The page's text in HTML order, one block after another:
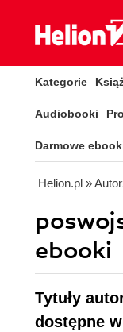
Kategorie
Audiobooki
Darmowe
Helion.pl »
ebooki
Tytuły
dostępne